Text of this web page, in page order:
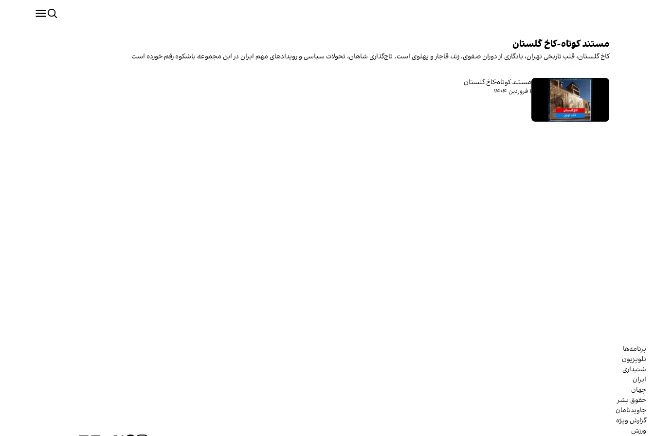
مستند کوتاه-کاخ گلستان
کاخ گلستان، قلب تاریخی تهران، یادگاری از دوران صفوی، زند، قاجار و پهلوی است. تاج‌گذاری شاهان، تحولات سیاسی و رویدادهای مهم ایران در این مجموعه باشکوه رقم خورده است
مستند کوتاه-کاخ گلستان
۱ فروردین ۱۴۰۴
برنامه‌ها
تلویزیون
شنیداری
ایران
جهان
حقوق بشر
جاویدنامان
گزارش ویژه
ورزش